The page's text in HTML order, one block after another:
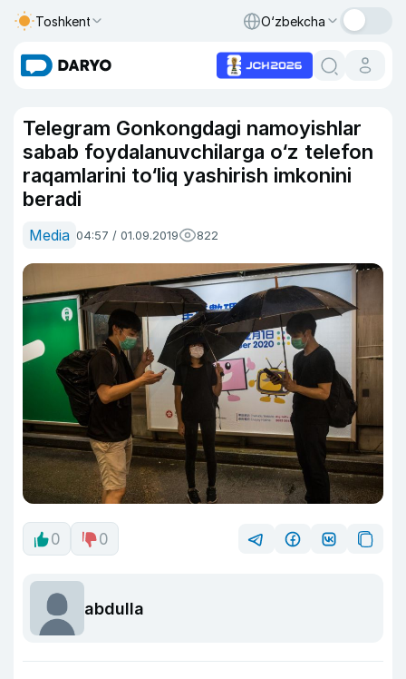
Toshkent O‘zbekcha
Telegram Gonkongdagi namoyishlar
sabab foydalanuvchilarga o‘z telefon
raqamlarini to‘liq yashirish imkonini
beradi
Media 04:57 / 01.09.2019 822
0 0
abdulla